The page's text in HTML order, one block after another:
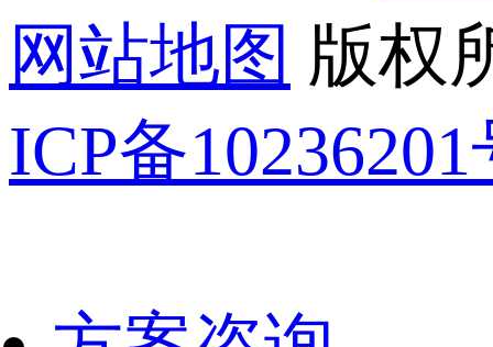
网站地图 版权
ICP备10236201